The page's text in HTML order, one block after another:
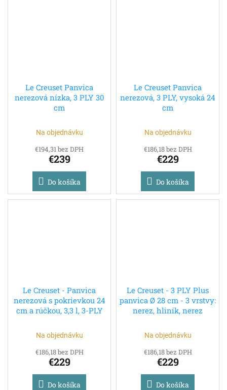
Le Creuset Panvica
nerezová nízka, 3 PLY 30
cm
Na objednávku
€194,31 bez DPH
€239
Do košíka
Le Creuset Panvica
nerezová, 3 PLY, vysoká 24
cm
Na objednávku
€186,18 bez DPH
€229
Do košíka
Le Creuset - Panvica
nerezová s pokrievkou 24
cm a rúčkou, 3,3 l, 3-PLY
Na objednávku
€186,18 bez DPH
€229
Do košíka
Le Creuset - 3 PLY Plus
panvica Ø 28 cm - 3 vrstvy:
nerez, hliník, nerez
Na objednávku
€186,18 bez DPH
€229
Do košíka